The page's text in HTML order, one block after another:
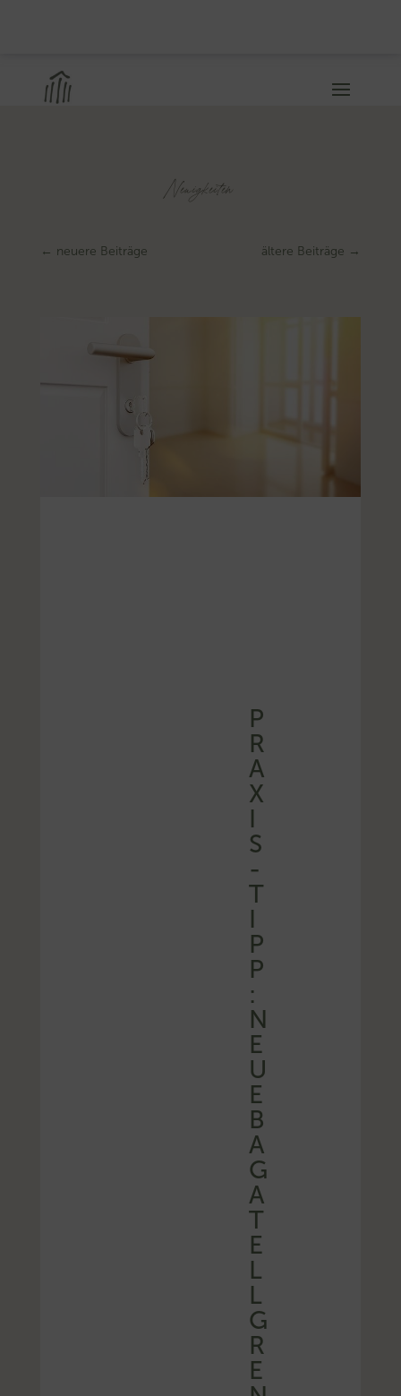
Neuigkeiten
← neuere Beiträge ältere Beiträge →
P
R
A
X
I
S
-
T
I
P
P
:
N
E
U
E
B
A
G
A
T
E
L
L
G
R
E